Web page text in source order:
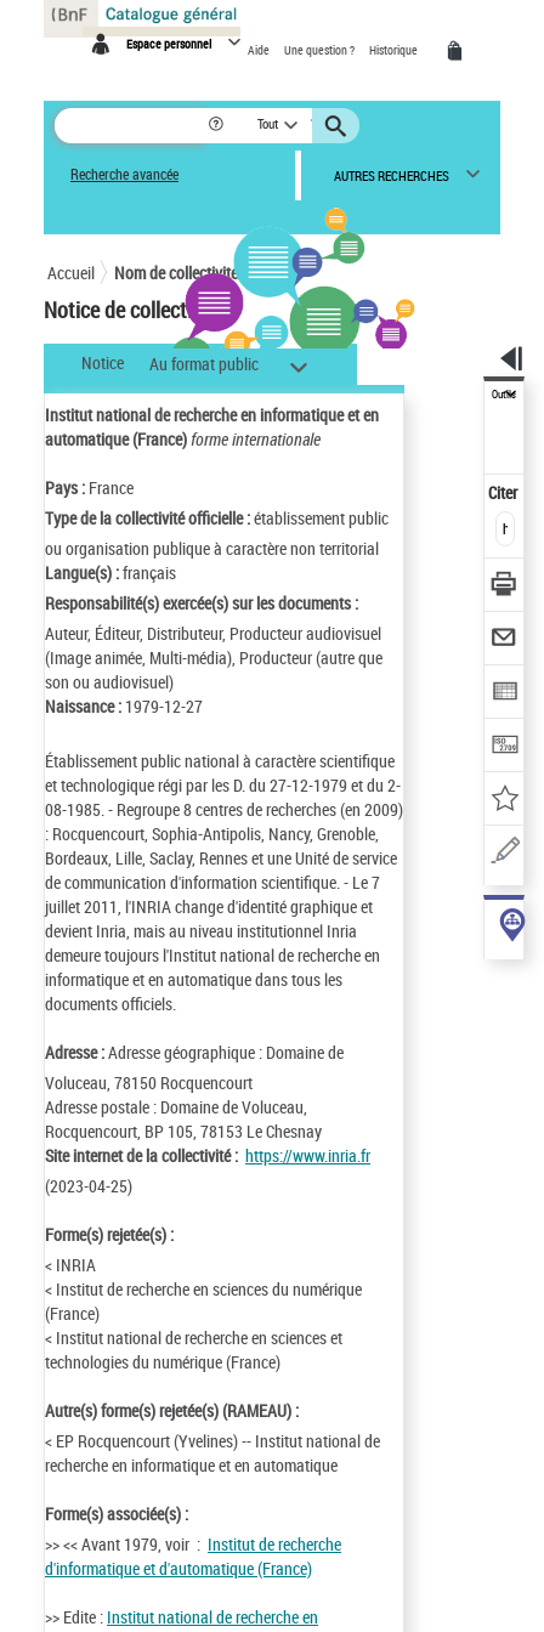
Espace personnel Aide Une question ? Historique
Tout
Recherche avancée AUTRES RECHERCHES
Accueil Nom de collectivité
Notice de collectivité
Notice Au format public
Institut national de recherche en informatique et en
automatique (France)forme internationale
Pays : France
Type de la collectivité officielle :établissement public
ou organisation publique à caractère non territorial
Langue(s) :français
Responsabilité(s) exercée(s) sur les documents :
Auteur, Éditeur, Distributeur, Producteur audiovisuel
(Image animée, Multi-média), Producteur (autre que
son ou audiovisuel)
Naissance : 1979-12-27
Établissement public national à caractère scientifique
et technologique régi par les D. du 27-12-1979 et du 2-
08-1985. - Regroupe 8 centres de recherches (en 2009)
: Rocquencourt, Sophia-Antipolis, Nancy, Grenoble,
Bordeaux, Lille, Saclay, Rennes et une Unité de service
de communication d'information scientifique. - Le 7
juillet 2011, l'INRIA change d'identité graphique et
devient Inria, mais au niveau institutionnel Inria
demeure toujours l'Institut national de recherche en
informatique et en automatique dans tous les
documents officiels.
Adresse :Adresse géographique : Domaine de
Voluceau, 78150 Rocquencourt
Adresse postale : Domaine de Voluceau,
Rocquencourt, BP 105, 78153 Le Chesnay
Site internet de la collectivité : https://www.inria.fr
(2023-04-25)
Forme(s) rejetée(s) :
< INRIA
< Institut de recherche en sciences du numérique
(France)
< Institut national de recherche en sciences et
technologies du numérique (France)
Autre(s) forme(s) rejetée(s) (RAMEAU) :
< EP Rocquencourt (Yvelines) -- Institut national de
recherche en informatique et en automatique
Forme(s) associée(s) :
>> << Avant 1979, voir : Institut de recherche
d'informatique et d'automatique (France)
>> Edite : Institut national de recherche en
Outils
Citer
Panneau de gestion des cookies